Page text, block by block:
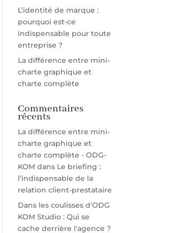
L’identité de marque :
pourquoi est-ce
indispensable pour toute
entreprise ?
La différence entre mini-
charte graphique et
charte complète
Commentaires
récents
La différence entre mini-
charte graphique et
charte complète - ODG-
KOM dans Le briefing :
l’indispensable de la
relation client-prestataire
Dans les coulisses d'ODG
KOM Studio : Qui se
cache derrière l'agence ?